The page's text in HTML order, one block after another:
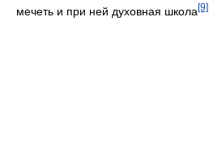
мечеть и при ней духовная школа[9]